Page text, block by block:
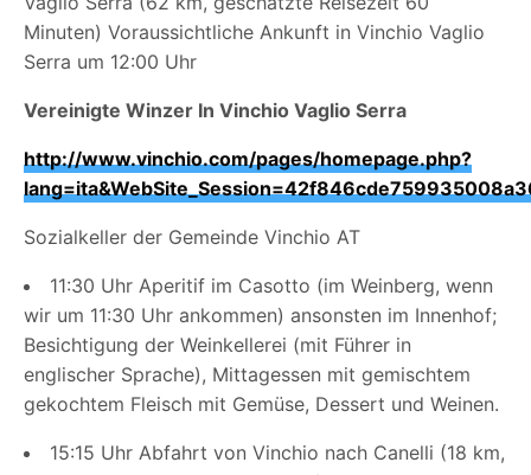
Minuten) Voraussichtliche Ankunft in Vinchio Vaglio
Serra um 12:00 Uhr
Vereinigte Winzer In Vinchio Vaglio Serra
http://www.vinchio.com/pages/homepage.php?
Sozialkeller der Gemeinde Vinchio AT
11:30 Uhr Aperitif im Casotto (im Weinberg, wenn
wir um 11:30 Uhr ankommen) ansonsten im Innenhof;
Besichtigung der Weinkellerei (mit Führer in
englischer Sprache), Mittagessen mit gemischtem
gekochtem Fleisch mit Gemüse, Dessert und Weinen.
15:15 Uhr Abfahrt von Vinchio nach Canelli (18 km,